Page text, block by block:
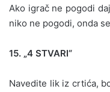
Ako igrač ne pogodi
niko ne pogodi, onda
15. „4 STVARI“
Navedite lik iz crtića,